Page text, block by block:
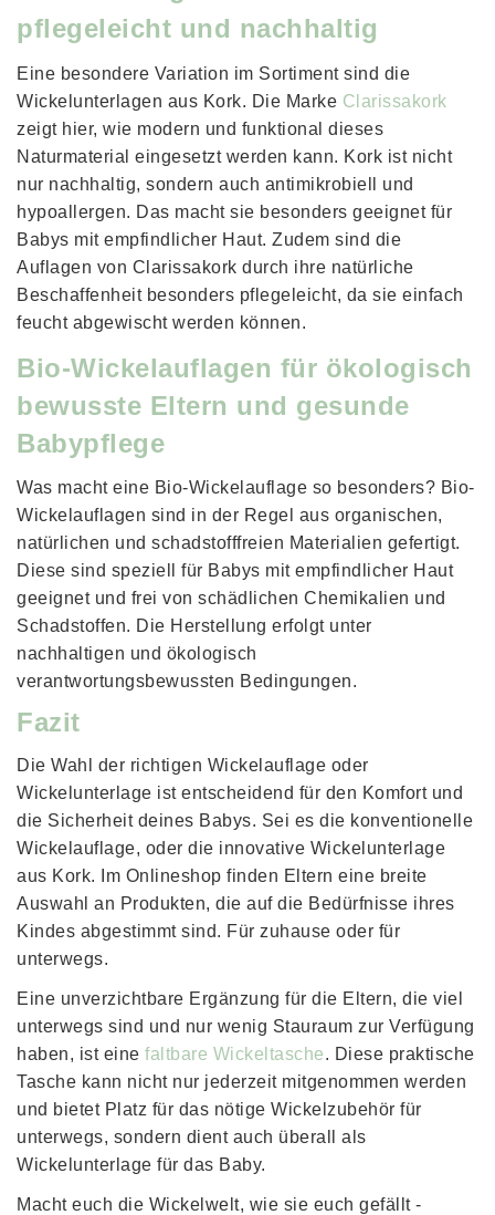
pflegeleicht und nachhaltig
Eine besondere Variation im Sortiment sind die
Wickelunterlagen aus Kork. Die Marke Clarissakork
zeigt hier, wie modern und funktional dieses
Naturmaterial eingesetzt werden kann. Kork ist nicht
nur nachhaltig, sondern auch antimikrobiell und
hypoallergen. Das macht sie besonders geeignet für
Babys mit empfindlicher Haut. Zudem sind die
Auflagen von Clarissakork durch ihre natürliche
Beschaffenheit besonders pflegeleicht, da sie einfach
feucht abgewischt werden können.
Bio-Wickelauflagen für ökologisch
bewusste Eltern und gesunde
Babypflege
Was macht eine Bio-Wickelauflage so besonders? Bio-
Wickelauflagen sind in der Regel aus organischen,
natürlichen und schadstofffreien Materialien gefertigt.
Diese sind speziell für Babys mit empfindlicher Haut
geeignet und frei von schädlichen Chemikalien und
Schadstoffen. Die Herstellung erfolgt unter
nachhaltigen und ökologisch
verantwortungsbewussten Bedingungen.
Fazit
Die Wahl der richtigen Wickelauflage oder
Wickelunterlage ist entscheidend für den Komfort und
die Sicherheit deines Babys. Sei es die konventionelle
Wickelauflage, oder die innovative Wickelunterlage
aus Kork. Im Onlineshop finden Eltern eine breite
Auswahl an Produkten, die auf die Bedürfnisse ihres
Kindes abgestimmt sind. Für zuhause oder für
unterwegs.
Eine unverzichtbare Ergänzung für die Eltern, die viel
unterwegs sind und nur wenig Stauraum zur Verfügung
haben, ist eine faltbare Wickeltasche. Diese praktische
Tasche kann nicht nur jederzeit mitgenommen werden
und bietet Platz für das nötige Wickelzubehör für
unterwegs, sondern dient auch überall als
Wickelunterlage für das Baby.
Macht euch die Wickelwelt, wie sie euch gefällt -